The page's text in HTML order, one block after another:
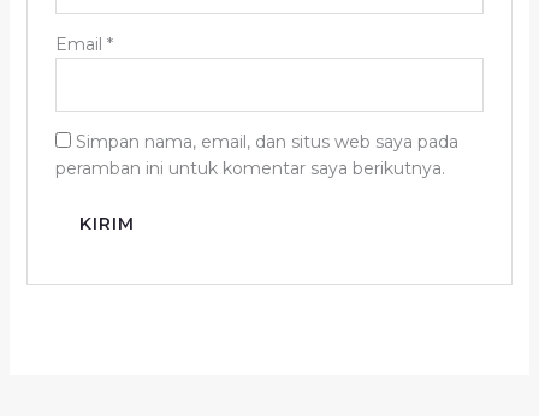
Email *
Simpan nama, email, dan situs web saya pada
peramban ini untuk komentar saya berikutnya.